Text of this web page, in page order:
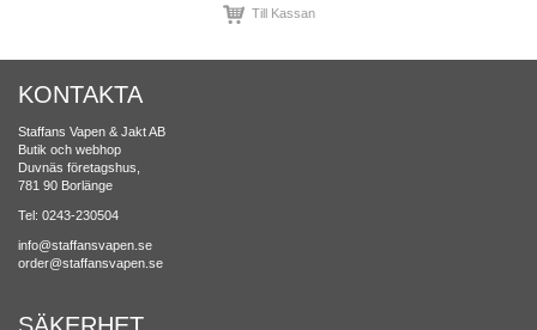
Till Kassan
KONTAKTA
Staffans Vapen & Jakt AB
Butik och webhop
Duvnäs företagshus,
781 90 Borlänge
Tel: 0243-230504
info@staffansvapen.se
order@staffansvapen.se